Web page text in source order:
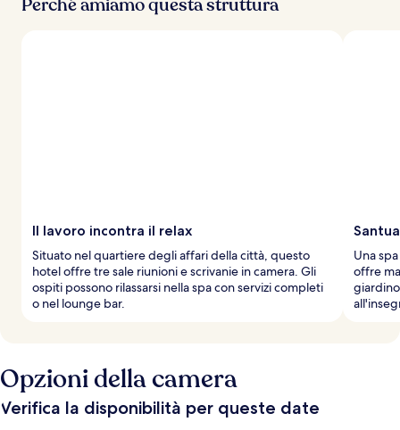
a
a
t
o
Perché amiamo questa struttura
Il lavoro incontra il relax
Situato nel quartiere degli affari della città, questo
hotel offre tre sale riunioni e scrivanie in camera. Gli
ospiti possono rilassarsi nella spa con servizi completi
o nel lounge bar.
Una
offre
Opzioni della camera
Verifica la disponibilità per queste date